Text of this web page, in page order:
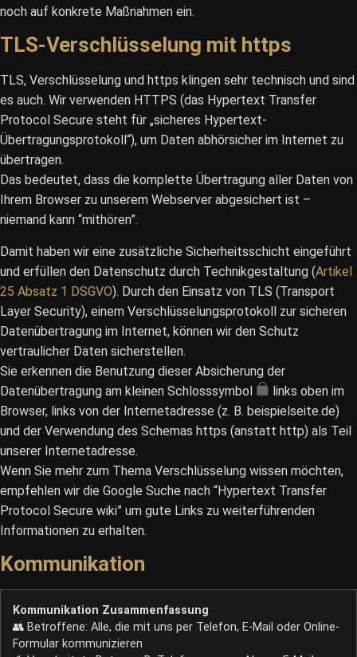
noch auf konkrete Maßnahmen ein.
TLS-Verschlüsselung mit https
TLS, Verschlüsselung und https klingen sehr technisch und sind
es auch. Wir verwenden HTTPS (das Hypertext Transfer
Protocol Secure steht für „sicheres Hypertext-
Übertragungsprotokoll“), um Daten abhörsicher im Internet zu
übertragen.
Das bedeutet, dass die komplette Übertragung aller Daten von
Ihrem Browser zu unserem Webserver abgesichert ist –
niemand kann “mithören”.
Damit haben wir eine zusätzliche Sicherheitsschicht eingeführt
und erfüllen den Datenschutz durch Technikgestaltung (Artikel
25 Absatz 1 DSGVO). Durch den Einsatz von TLS (Transport
Layer Security), einem Verschlüsselungsprotokoll zur sicheren
Datenübertragung im Internet, können wir den Schutz
vertraulicher Daten sicherstellen.
Sie erkennen die Benutzung dieser Absicherung der
Datenübertragung am kleinen Schlosssymbol
links oben im
Browser, links von der Internetadresse (z. B. beispielseite.de)
und der Verwendung des Schemas https (anstatt http) als Teil
unserer Internetadresse.
Wenn Sie mehr zum Thema Verschlüsselung wissen möchten,
empfehlen wir die Google Suche nach “Hypertext Transfer
Protocol Secure wiki” um gute Links zu weiterführenden
Informationen zu erhalten.
Kommunikation
Kommunikation Zusammenfassung
👥 Betroffene: Alle, die mit uns per Telefon, E-Mail oder Online-
Formular kommunizieren